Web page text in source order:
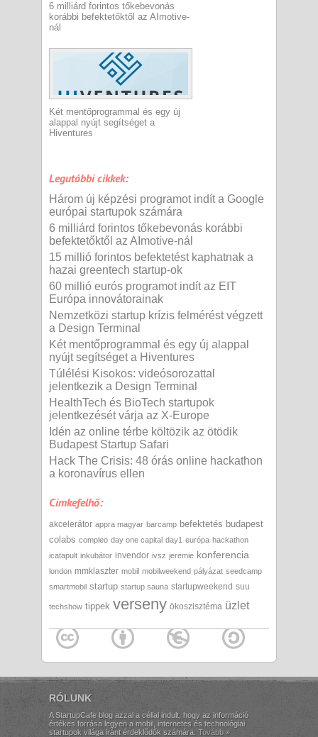
6 milliárd forintos tőkebevonás
korábbi befektetőktől az AImotive-
nál
Két mentőprogrammal és egy új
alappal nyújt segítséget a
Hiventures
Legutóbbi cikkek:
Három új képzési programot indít a Google
európai startupok számára
6 milliárd forintos tőkebevonás korábbi
befektetőktől az AImotive-nál
15 millió forintos befektetést kaphatnak a
hazai greentech startup-ok
60 millió eurós programot indít az EIT
Európa innovátorainak
Nemzetközi startup krízis felmérést végzett
a Design Terminal
Két mentőprogrammal és egy új alappal
nyújt segítséget a Hiventures
Túlélési Kisokos: videósorozattal
jelentkezik a Design Terminal
HealthTech és BioTech startupok
jelentkezését várja az X-Europe
Idén az online térbe költözik az ötödik
Budapest Startup Safari
Hack The Crisis: 48 órás online hackathon
a koronavírus ellen
Cimkefelhő:
akcelerátor appra magyar barcamp befektetés budapest
colabs compleo day one capital day1 európa hackathon
icatapult inkubátor invendor ivsz jeremie konferencia
london mmklaszter mobil mobilweekend pályázat seedcamp
smartmobil startup startup sauna startupweekend suu
techshow tippek verseny ökoszisztéma üzlet
RÓLUNK
A StartupCafe blog azzal a céllal indult, hogy az információ
értékes forrása legyen a mobil, internetes és technológiai
startupok világa iránt érdeklődők számára. Tovább »